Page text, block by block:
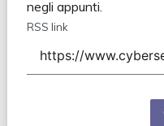
negli appunti.
RSS link